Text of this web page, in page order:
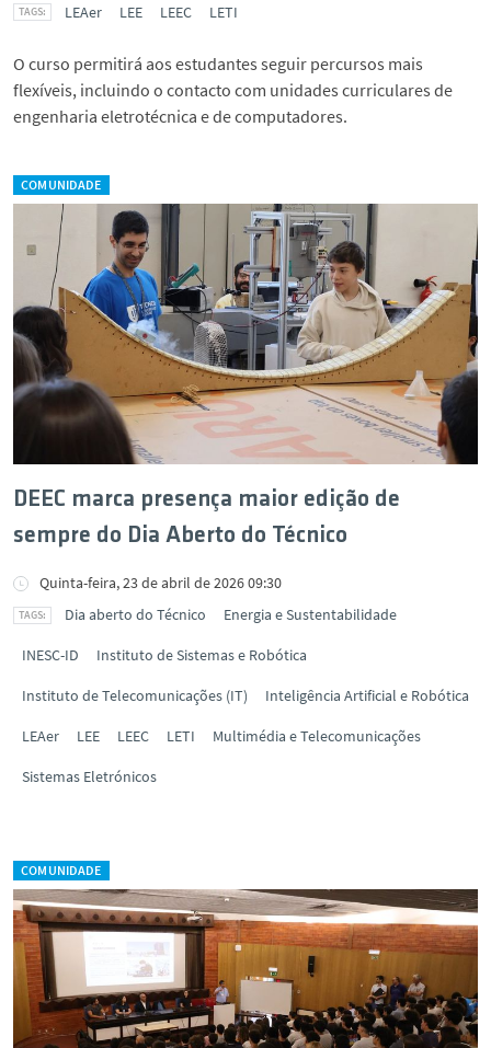
LEAer
LEE LEEC LETI
O curso permitirá aos estudantes seguir percursos mais
flexíveis, incluindo o contacto com unidades curriculares de
engenharia eletrotécnica e de computadores.
COMUNIDADE
DEEC marca presença maior edição de
sempre do Dia Aberto do Técnico
Quinta-feira, 23 de abril de 2026 09:30
Dia aberto do Técnico
Energia e Sustentabilidade
INESC-ID Instituto de Sistemas e Robótica
Instituto de Telecomunicações (IT) Inteligência Artificial e Robótica
LEAer LEE LEEC LETI Multimédia e Telecomunicações
Sistemas Eletrónicos
COMUNIDADE